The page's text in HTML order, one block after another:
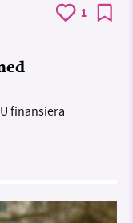
1
finansiera